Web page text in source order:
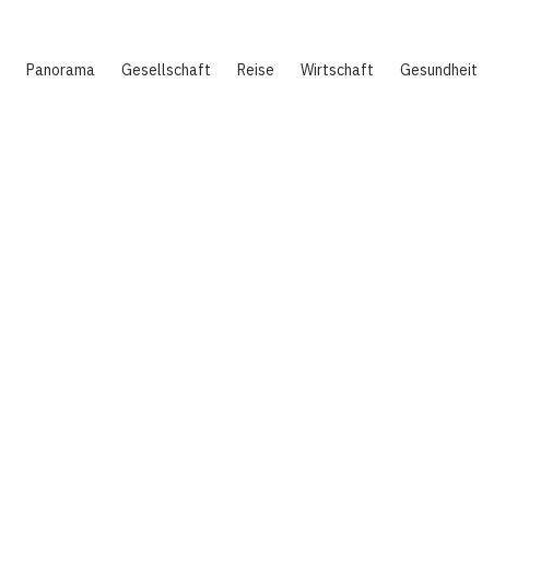
Panorama Gesellschaft Reise Wirtschaft Gesundheit